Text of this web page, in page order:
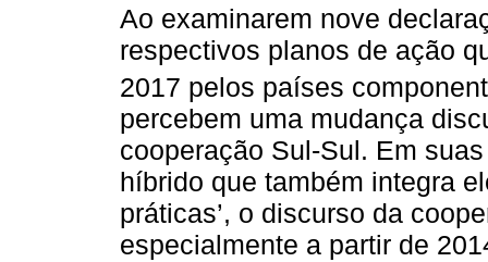
Ao examinarem nove
respectivos planos de ação
2017 pelos países
percebem uma mudança
cooperação Sul-Sul. Em
híbrido que também integra
práticas’, o discurso da
especialmente a partir de